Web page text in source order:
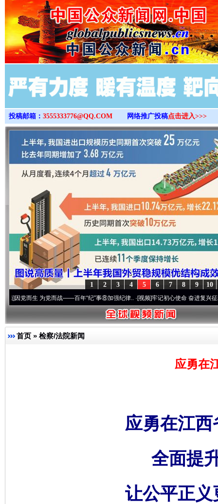
>
投稿邮箱： 3555333776@QQ.COM 网络推广投稿点击进入>>>
10
9
8
7
6
5
4
3
2
1
生 为党而战——百年“纪”事⑧加强纪律..·[视频]牢记初心使命 奋进复兴征程丨“转折
首页 » 检察/法院新闻
应勇在
应勇在江
全面提
让公平正